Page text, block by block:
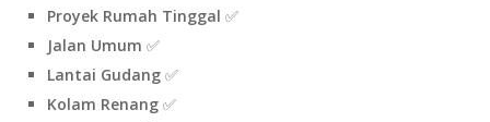
Proyek Rumah Tinggal ✅
Jalan Umum ✅
Lantai Gudang ✅
Kolam Renang ✅